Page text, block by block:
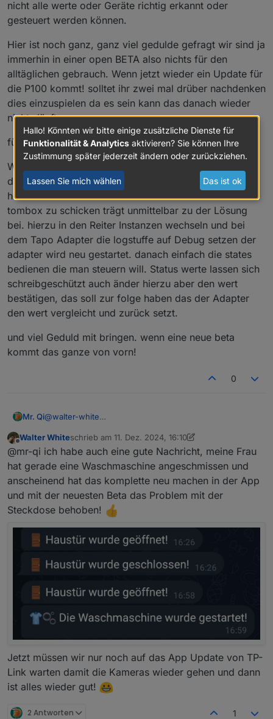
nicht alle werte oder Geräte richtig erkannt oder
gesteuert werden können.
Hier ist noch ganz, ganz viel gedulde gefragt wir sind ja
immerhin in einer open BETA also nichts für den
alltäglichen gebrauch. Wenn jetzt wieder ein Update für
die P100 kommt! solltet ihr zwei mal drüber nachdenken
dies einzuspielen da es sein kann das danach wieder
nichts läuft.
für die Kameras wäre das upgrade seitens tapo genial
Wie gesagt Tombox Arbeit lebt von vollständigen
debug 😎 logs wer sich bereit erklärt diese
herunterzuladen und wia Texdatei an die email von
tombox zu schicken trägt unmittelbar zu der Lösung
bei. hierzu in den Reiter Instanzen wechseln und bei
dem Tapo Adapter die logstuffe auf Debug setzen der
adapter wird neu gestartet. danach einfach die states
bedienen die man steuern will. Status werte lassen sich
schreibgeschützt auch änder hierzu aber den wert
bestätigen, das soll zur folge haben das der Adapter
den wert vergleicht und zurück setzt.
und viel Geduld mit bringen. wenn eine neue beta
kommt das ganze von vorn!
0
Mr. Qi@walter-white
gerade hat es tombox mit der beta-8 hinbekommen das
token für p100 richtg abgefragt werden.
Das die P100 sich noch für Kameras oder Lampen halten
liegt im leidlichen noch an dem Skript es lohnt sich nicht
hier energie rein zu stecken da immer noch nicht alle
werte oder Geräte richtig erkannt oder gesteuert
werden können.
Hier ist noch ganz, ganz viel gedulde gefragt wir sind ja
immerhin in einer open BETA also nichts für den
alltäglichen gebrauch. Wenn jetzt wieder ein Update für
die P100 kommt! solltet ihr zwei mal drüber nachdenken
dies einzuspielen da es sein kann das danach wieder
für die Kameras wäre das upgrade seitens tapo genial
Wie gesagt Tombox Arbeit lebt von vollständigen debug
und wia Texdatei an die email von tombox zu schicken
trägt unmittelbar zu der Lösung bei. hierzu in den Reiter
logstuffe auf Debug setzen der adapter wird neu
steuern will. Status werte lassen sich schreibgeschützt
folge haben das der Adapter den wert vergleicht und
zurück setzt.
und viel Geduld mit bringen. wenn eine neue beta
kommt das ganze von vorn!
Offline
Walter Whiteschrieb am 11. Dez. 2024, 16:10
zuletzt editiert von Walter White12. Nov. 2024, 17:10
@mr-qi ich habe auch eine gute Nachricht, meine Frau
hat gerade eine Waschmaschine angeschmissen und
anscheinend hat das komplette neu machen in der App
und mit der neuesten Beta das Problem mit der
Steckdose behoben!
Jetzt müssen wir nur noch auf das App Update von TP-
Link warten damit die Kameras wieder gehen und dann
ist alles wieder gut!
2 Antworten 1
Hallo! Könnten wir bitte einige zusätzliche Dienste für
Funktionalität & Analytics aktivieren? Sie können Ihre
Zustimmung später jederzeit ändern oder zurückziehen.
Lassen Sie mich wählen Das ist ok